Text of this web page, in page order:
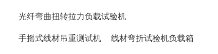
光纤弯曲扭转拉力负载试验机
手摇式线材吊重测试机 线材弯折试验机负载箱